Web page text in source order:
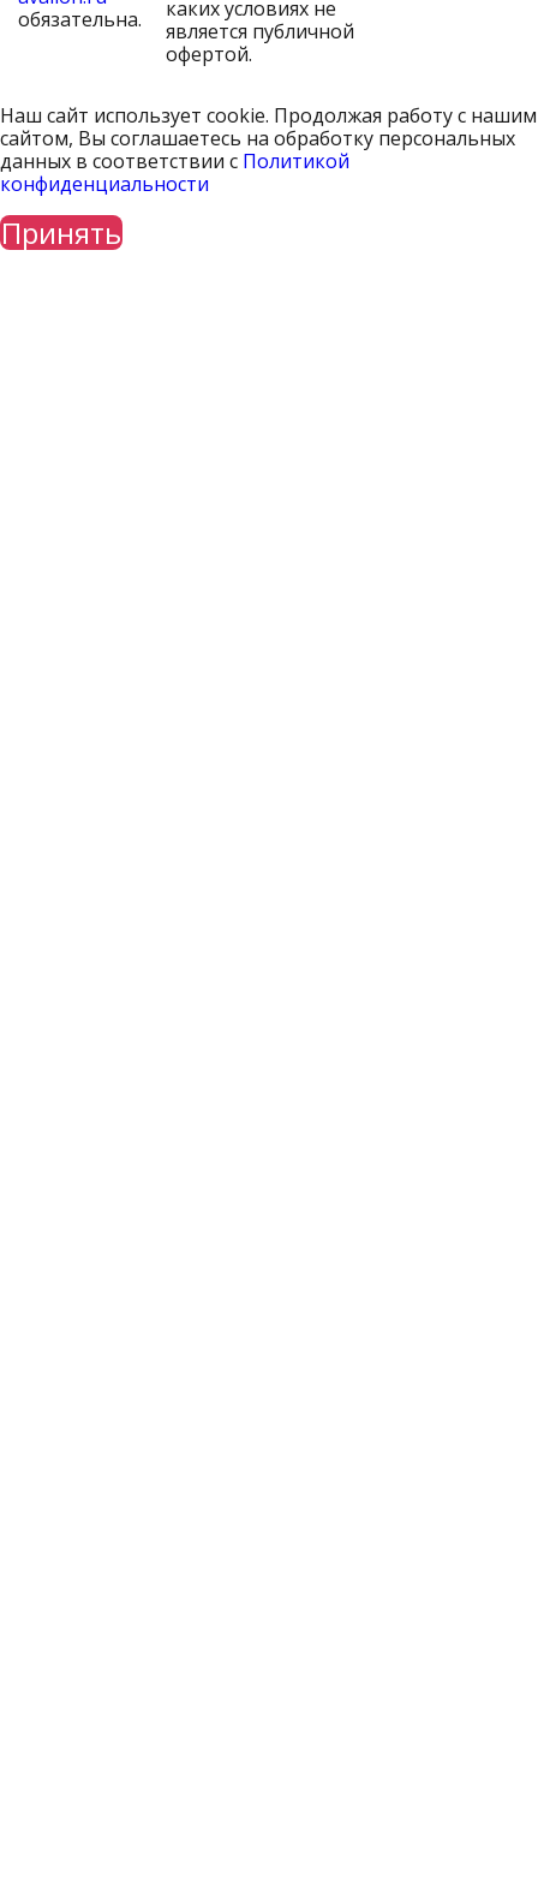
обязательна.
каких условиях не
является публичной
офертой.
Наш сайт использует cookie. Продолжая работу с нашим
сайтом, Вы соглашаетесь на обработку персональных
данных в соответствии с Политикой
конфиденциальности
Принять